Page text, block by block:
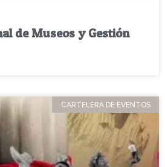
de Museos y Gestión
CARTELERA DE EVENTOS